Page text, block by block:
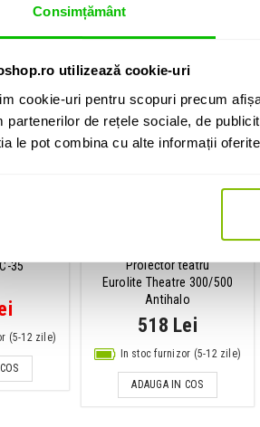
Consimțământ
utilizează cookie-uri
cookie-uri pentru scopuri precum
partenerilor de rețele sociale, de
le pot combina cu alte informații
de tipConsole si comenzi DMX Eurolite
din categoria Console si comenzi DMX
producatorului
acest produs au mai cumparat si:
schela
35
(5-12 zile)
Proiector teatru
Eurolite Theatre 300/500
Antihalo
518 Lei
In stoc furnizor (5-12 zile)
ADAUGA IN COS